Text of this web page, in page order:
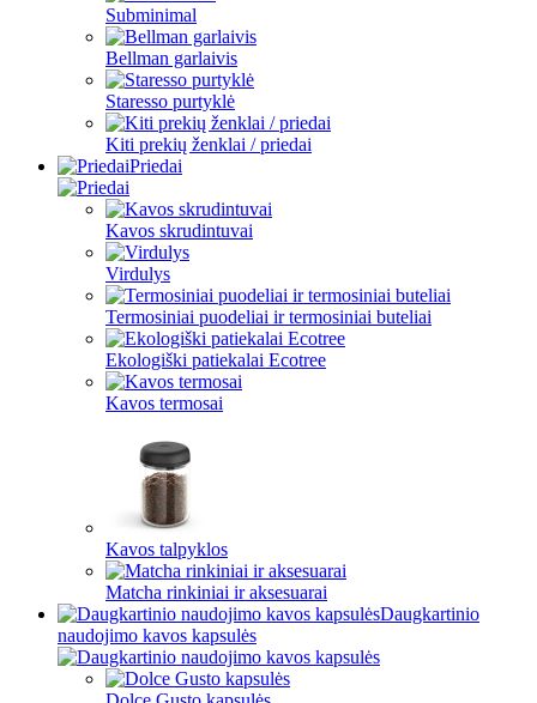
Subminimal
Bellman garlaivis
Staresso purtyklė
Kiti prekių ženklai / priedai
Priedai
Kavos skrudintuvai
Virdulys
Termosiniai puodeliai ir termosiniai buteliai
Ekologiški patiekalai Ecotree
Kavos termosai
Kavos talpyklos
Matcha rinkiniai ir aksesuarai
Daugkartinio
naudojimo kavos kapsulės